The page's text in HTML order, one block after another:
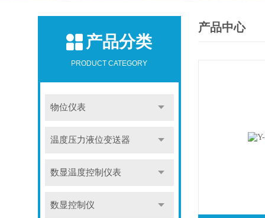
产品分类
PRODUCT CATEGORY
物位仪表
温度压力液位变送器
数显温度控制仪表
数显控制仪
产品中心